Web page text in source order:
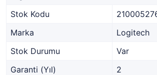
Stok Kodu
Marka
Logitech
Stok Durumu
Var
Garanti (Yıl)
2